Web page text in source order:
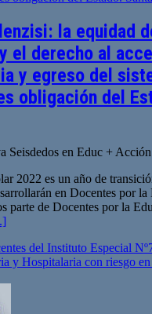
la equidad
el derecho al
y egreso del
obligación del
Seisdedos en Educ + Acción
2022 es un año de
en Docentes por la
parte de Docentes por la